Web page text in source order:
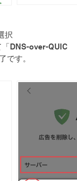
択
「DNS-over-QUIC
です。